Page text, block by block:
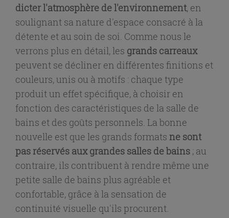
dicter l'atmosphère de l'environnement, en
soulignant sa nature d'espace consacré à la
détente et au soin de soi. Comme nous le
verrons plus en détail, les grands carreaux
peuvent se décliner en différentes finitions et
couleurs, unis ou à motifs : chaque type
produit un effet spécifique, à choisir en
fonction des caractéristiques de la salle de
bains et des goûts personnels. La bonne
nouvelle est que les grands formats ne sont
pas réservés aux grandes salles de bains ; au
contraire, ils contribuent à rendre même une
petite salle de bains plus agréable et
confortable, grâce à la sensation de
continuité visuelle qu'ils procurent.